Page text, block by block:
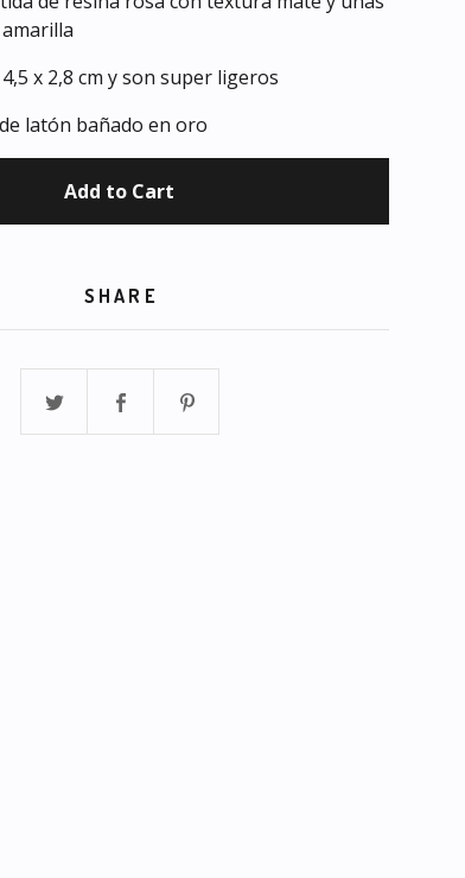
x 2,8 cm y son super ligeros
latón bañado en oro
Add to Cart
SHARE